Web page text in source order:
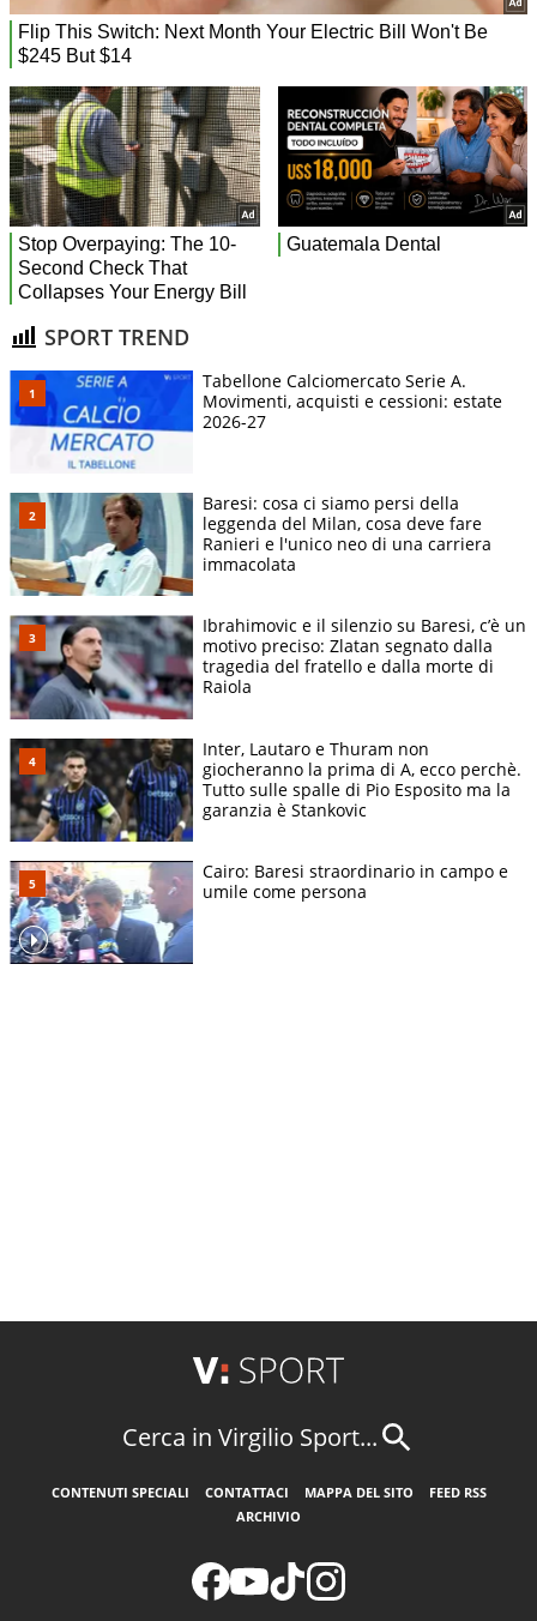
SPORT TREND
Tabellone Calciomercato Serie A.
Movimenti, acquisti e cessioni: estate
2026-27
Baresi: cosa ci siamo persi della
leggenda del Milan, cosa deve fare
Ranieri e l'unico neo di una carriera
immacolata
Ibrahimovic e il silenzio su Baresi, c’è un
motivo preciso: Zlatan segnato dalla
tragedia del fratello e dalla morte di
Raiola
Inter, Lautaro e Thuram non
giocheranno la prima di A, ecco perchè.
Tutto sulle spalle di Pio Esposito ma la
garanzia è Stankovic
Cairo: Baresi straordinario in campo e
umile come persona
Cerca in Virgilio Sport...
CONTENUTI SPECIALI CONTATTACI MAPPA DEL SITO
FEED RSS
ARCHIVIO